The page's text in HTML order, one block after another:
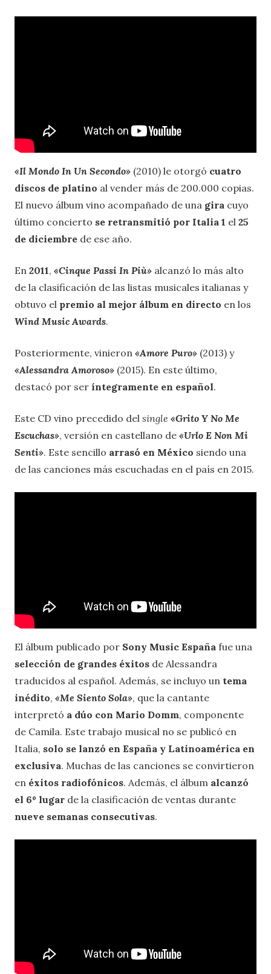
«Il Mondo In Un Secondo» (2010) le otorgó cuatro
discos de platino al vender más de 200.000 copias.
El nuevo álbum vino acompañado de una gira cuyo
último concierto se retransmitió por Italia 1 el 25
de diciembre de ese año.
En 2011, «Cinque Passi In Più» alcanzó lo más alto
de la clasificación de las listas musicales italianas y
obtuvo el premio al mejor álbum en directo en los
Wind Music Awards.
Posteriormente, vinieron «Amore Puro» (2013) y
«Alessandra Amoroso» (2015). En este último,
destacó por ser íntegramente en español.
Este CD vino precedido del single «Grito Y No Me
Escuchas», versión en castellano de «Urlo E Non Mi
Senti». Este sencillo arrasó en México siendo una
de las canciones más escuchadas en el país en 2015.
El álbum publicado por Sony Music España fue una
selección de grandes éxitos de Alessandra
traducidos al español. Además, se incluyo un tema
inédito, «Me Siento Sola», que la cantante
interpretó a dúo con Mario Domm, componente
de Camila. Este trabajo musical no se publicó en
Italia, solo se lanzó en España y Latinoamérica en
exclusiva. Muchas de las canciones se convirtieron
en éxitos radiofónicos. Además, el álbum alcanzó
el 6º lugar de la clasificación de ventas durante
nueve semanas consecutivas.